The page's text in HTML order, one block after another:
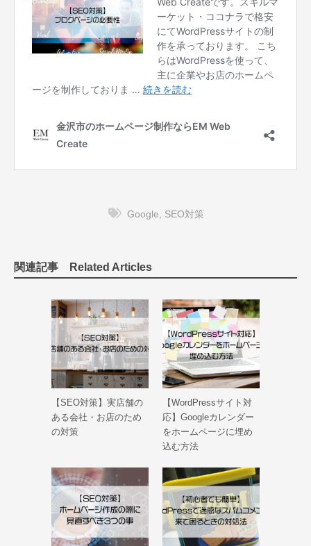
Google SEO対策
関連記事 Related Articles
【SEO対策】実店舗の
ある会社・お店のため
の対策
【WordPressサイト対
応】Googleカレンダー
をホームページに埋め
込む方法